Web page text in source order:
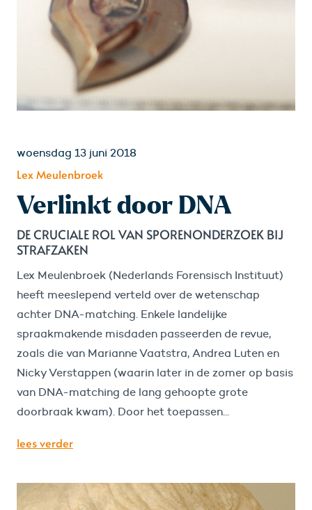
woensdag 13 juni 2018
Lex Meulenbroek
Verlinkt door DNA
DE CRUCIALE ROL VAN SPORENONDERZOEK BIJ
STRAFZAKEN
Lex Meulenbroek (Nederlands Forensisch Instituut)
heeft meeslepend verteld over de wetenschap
achter DNA-matching. Enkele landelijke
spraakmakende misdaden passeerden de revue,
zoals die van Marianne Vaatstra, Andrea Luten en
Nicky Verstappen (waarin later in de zomer op basis
van DNA-matching de lang gehoopte grote
doorbraak kwam). Door het toepassen...
lees verder